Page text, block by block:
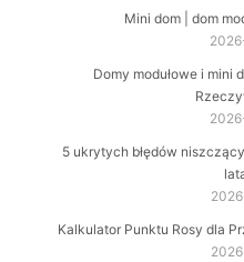
Mini dom | dom
Domy modułowe i mini
5 ukrytych błędów
Kalkulator Punktu Rosy dla